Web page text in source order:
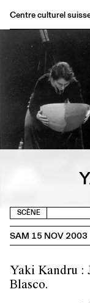
Centre culturel
Agenda
Librairie
Buvette
Archives
Médiathèque
Éditions
SCÈNE
SAM 15 NOV 2003
Yaki Kandru :
Blasco.